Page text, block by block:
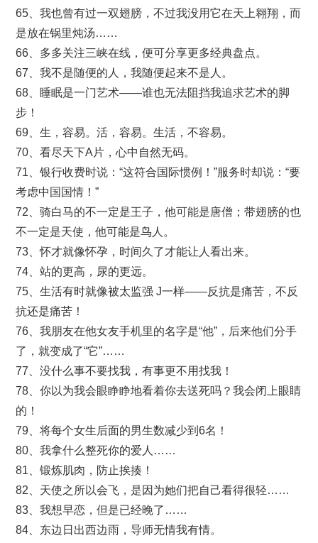
65、我也曾有过一双翅膀，不过我没用它在天上翱翔，而
是放在锅里炖汤……
66、多多关注三峡在线，便可分享更多经典盘点。
67、我不是随便的人，我随便起来不是人。
68、睡眠是一门艺术——谁也无法阻挡我追求艺术的脚
步！
69、生，容易。活，容易。生活，不容易。
70、看尽天下A片，心中自然无码。
71、银行收费时说：“这符合国际惯例！”服务时却说：“要
考虑中国国情！”
72、骑白马的不一定是王子，他可能是唐僧；带翅膀的也
不一定是天使，他可能是鸟人。
73、怀才就像怀孕，时间久了才能让人看出来。
74、站的更高，尿的更远。
75、生活有时就像被太监强 J一样——反抗是痛苦，不反
抗还是痛苦！
76、我朋友在他女友手机里的名字是“他”，后来他们分手
了，就变成了“它”……
77、没什么事不要找我，有事更不用找我！
78、你以为我会眼睁睁地看着你去送死吗？我会闭上眼睛
的！
79、将每个女生后面的男生数减少到6名！
80、我拿什么整死你的爱人……
81、锻炼肌肉，防止挨揍！
82、天使之所以会飞，是因为她们把自己看得很轻……
83、我想早恋，但是已经晚了……
84、东边日出西边雨，导师无情我有情。